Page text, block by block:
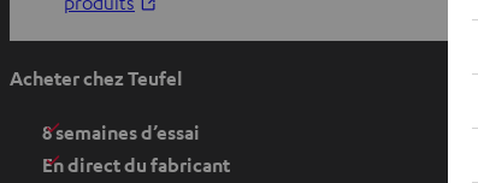
v
i
r
Acheter chez Teufel
8 semaines d’essai
En direct du fabricant